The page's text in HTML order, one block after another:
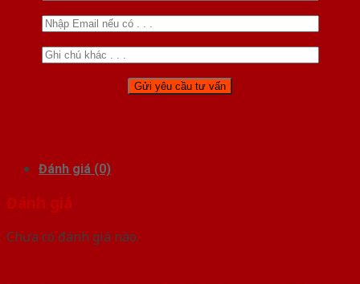
Đánh giá (0)
Đánh giá
Chưa có đánh giá nào.